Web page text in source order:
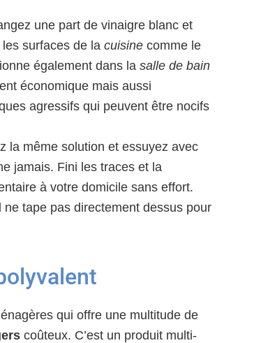
une part de vinaigre blanc et
surfaces de la cuisine comme le
également dans la salle de bain
économique mais aussi
agressifs qui peuvent être nocifs
la même solution et essuyez avec
jamais. Fini les traces et la
à votre domicile sans effort.
tape pas directement dessus pour
qui offre une multitude de
coûteux. C’est un produit multi-